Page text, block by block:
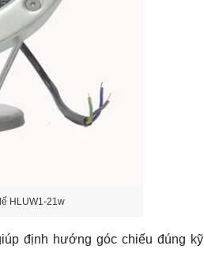
HLUW1-21w
định hướng góc chiếu đúng kỹ